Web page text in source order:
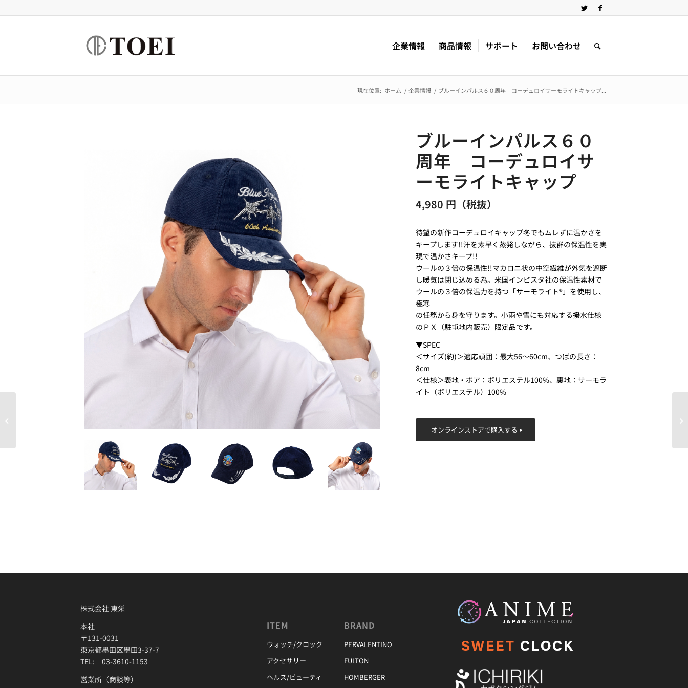
企業情報 商品情報 サポート お問い合わせ
現在位置: ホーム / 企業情報 / ブルーインパルス６０周年 コーデュロイサーモライトキャップ...
ブルーインパルス６０
周年 コーデュロイサ
ーモライトキャップ
4,980 円（税抜）
待望の新作コーデュロイキャップ冬でもムレずに温かさを
キープします!!汗を素早く蒸発しながら、抜群の保温性を実
現で温かさキープ!!
ウールの３倍の保温性!!マカロニ状の中空繊維が外気を遮断
し暖気は閉じ込める為。米国インビスタ社の保温性素材で
ウールの３倍の保温力を持つ「サーモライト®」を使用し、
極寒
の任務から身を守ります。小雨や雪にも対応する撥水仕様
のＰＸ（駐屯地内販売）限定品です。
▼SPEC
＜サイズ(約)＞適応頭囲：最大56～60cm、つばの長さ：
8cm
＜仕様＞表地・ボア：ポリエステル100%、裏地：サーモラ
イト（ポリエステル）100%
オンラインストアで購入する
株式会社 東栄
本社
〒131-0031
東京都墨田区墨田3-37-7
TEL: 03-3610-1153
営業所（商談等）
ITEM
ウォッチ/クロック
アクセサリー
ヘルス/ビューティ
BRAND
PERVALENTINO
FULTON
HOMBERGER